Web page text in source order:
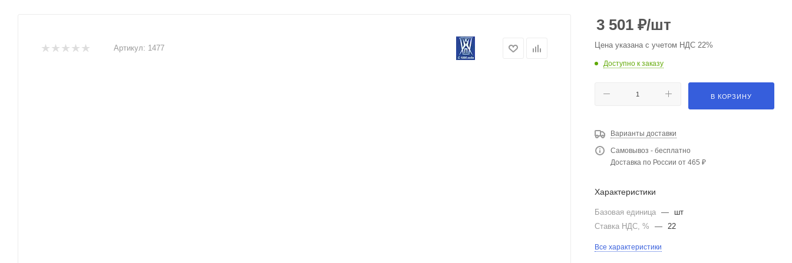
Артикул: 1477
3 501 ₽/шт
Цена указана с учетом НДС 22%
Доступно к заказу
В КОРЗИНУ
Варианты доставки
Самовывоз - бесплатно
Доставка по России от 465 ₽
Характеристики
Базовая единица —
шт
Ставка НДС, %
— 22
Все характеристики